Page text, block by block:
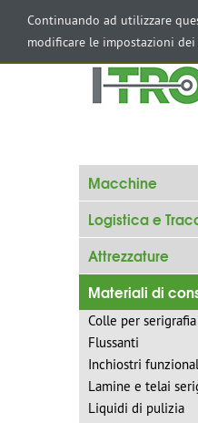
Macchine
Logistica e
Attrezzature
Materiali di
Colle per
Flussanti
Inchiostri
Lamine e telai
Liquidi di pulizia
Continuando ad utilizzare
modificare le impostazioni